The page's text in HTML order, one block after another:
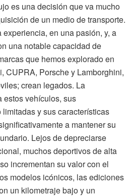
es una decisión que va mucho
de un medio de transporte.
en una pasión, y, a
una notable capacidad de
que hemos explorado en
CUPRA, Porsche y Lamborghini,
crean legados. La
estos vehículos, sus
y sus características
a mantener su
Lejos de depreciarse
muchos deportivos de alta
incrementan su valor con el
modelos icónicos, las ediciones
un kilometraje bajo y un